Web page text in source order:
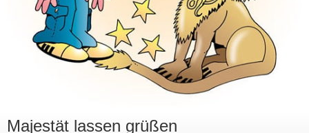
Majestät lassen grüßen